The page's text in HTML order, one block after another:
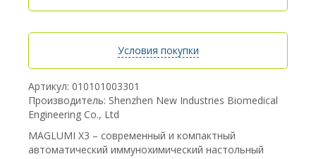
Артикул: 010101003301
Производитель: Shenzhen New Industries Biomedical
Engineering Co., Ltd
MAGLUMI X3 – современный и компактный
автоматический иммунохимический настольный
Условия покупки